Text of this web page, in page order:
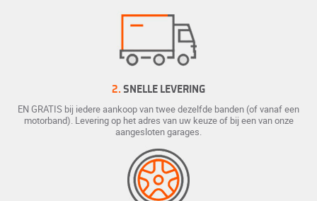
2. SNELLE LEVERING
EN GRATIS bij iedere aankoop van twee dezelfde banden (of vanaf een
motorband). Levering op het adres van uw keuze of bij een van onze
aangesloten garages.